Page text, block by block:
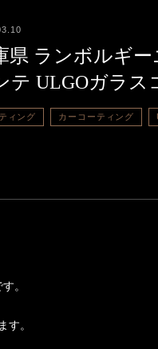
県 ランボルギ
テ ULGOガラス
ィング カーコーティング
。
す。